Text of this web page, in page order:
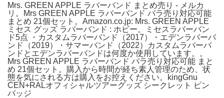
Mrs. GREEN APPLE ラバーバンド まとめ売り - メルカ
リ。Mrs GREEN APPLE ラバーバンド バラ売り対応可能
まとめ 21個セット。Amazon.co.jp: Mrs. GREEN APPLE
ミセス グッズ ラバーバンド : ホビー。ミセスラバーバン
ド5点 ・カスタムラバーバンド（2017）・エデンラバーバ
ンド（2019）・サマーバンド（2022）カスタムラバーバ
ンドとエデンラバーバンドは何度か使用しています。。
Mrs GREEN APPLE ラバーバンド バラ売り対応可能 まと
め 21個セット。購入から時間が経ち素人管理のため、状
態を気にされる方は購入をお控えください。kingGnu
CEN+RALオフィシャルツアーグッズ シークレット ピン
バッジ